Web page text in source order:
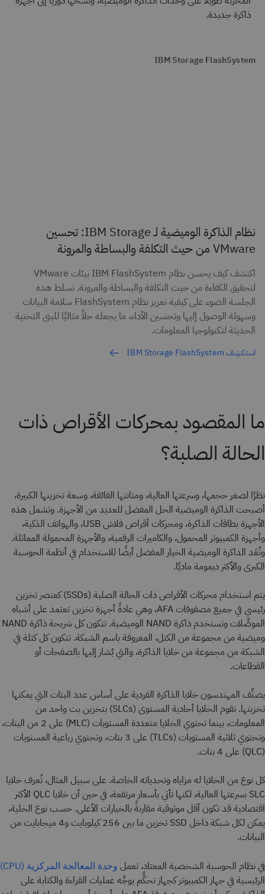
ذاكرة جديدة.
IBM Storage FlashSystem
نظام الذاكرة الوميضية لـ IBM Storage: تحسين
VMware من حيث التكلفة والبساطة والمرونة
اكتشف كيف يحسن نظام IBM FlashSystem بيئات VMware
لتحقيق الكفاءة من حيث التكلفة والبساطة والمرونة. تسلط هذه
الجلسة الضوء على كيفية تعزيز نظام FlashSystem سلامة البيانات
وسهولة الوصول إليها وتحسين الأداء، ما يجعله حلاً مثاليًا للبنى التحتية
الحديثة لتكنولوجيا المعلومات.
استكشِف IBM Storage FlashSystem
ما المقصود بمحركات الأقراص ذات
الحالة الصلبة؟
نظرًا لصغر حجمها، وسرعتها العالية، ومتانتها الفائقة، وسعة تخزينها الكبيرة،
أصبحت الذاكرة الوميضية الحل المفضل للعديد من الأجهزة. وتشمل هذه
الأجهزة بطاقات الذاكرة، ومحركات أقراص فلاش USB، والهواتف الذكية،
وأجهزة الكمبيوتر المحمول، والكاميرات الرقمية، والأجهزة المحمولة المماثلة.
وتُعَد الذاكرة الوميضية الخيار المفضل أيضًا للاستخدام في أنظمة الحوسبة
الكبرى والأكثر ديمومة ماديًا.
يتم استخدام محركات الأقراص ذات الحالة الصلبة (SSDs) كعنصر تخزين
رئيسي في جميع مصفوفات AFA، وهي عادةً أجهزة تخزين تعتمد على أشباه
الموصِّلات وتستخدم ذاكرة NAND الوميضية. تتكون كل شريحة ذاكرة NAND
وميضية من مجموعة من الكتل، المعروفة باسم الشبكة. تتكون كل كتلة في
الشبكة من مجموعة من خلايا الذاكرة، والتي يُشار إليها بالصفحات أو
القطاعات.
يصنِّف المهندسون خلايا الذاكرة الفردية على أساس عدد البتات التي يمكنها
تخزينها. تقوم الخلايا أحادية المستوى (SLCs) بتخزين بت واحد من
المعلومات، بينما تحتوي الخلايا متعددة المستويات (MLC) على 2 من البتات،
وتحتوي ثلاثية المستويات (TLCs) على 3 بتات، وتحتوي رباعية المستويات
(QLC) على 4 بتات.
كل نوع من الخلايا له مزاياه وتحدياته الخاصة. على سبيل المثال، تُعرف خلايا
SLC بسرعتها العالية، لكنها تأتي بأسعار مرتفعة، في حين أن خلايا QLC الأكثر
اقتصادية قد تكون أقل موثوقية مقارنةً بالخيارات الأغلى. حسب نوع الخلية،
يمكن لكل شبكة داخل SSD تخزين ما بين 256 كيلوبايت و4 ميجابايت من
البيانات.
في نظام الحوسبة الشخصية المعتاد، تعمل وحدة المعالجة المركزية (CPU)
الرئيسية في جهاز الكمبيوتر كجهاز تحكُّم يوجِّه عمليات القراءة والكتابة على